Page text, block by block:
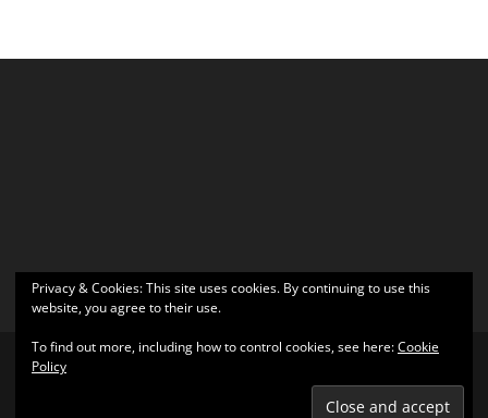
| Υποστηρίζεται από
Privacy & Cookies: This site uses cookies. By continuing to use this
website, you agree to their use.
To find out more, including how to control cookies, see here:Cookie
Policy